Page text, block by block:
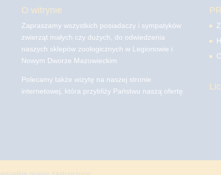
O witrynie
Zapraszamy wszystkich posiadaczy i sympatyków
zwierząt małych czy dużych, do odwiedzenia
naszych sklepów zoologicznych w Legionowie i
Nowym Dworze Mazowieckim
Polecamy także wizytę na naszej stronie
internetowej, która przybliży Państwu naszą ofertę.